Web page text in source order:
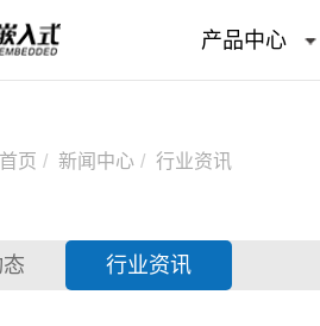
产品中心
首页 新闻中心 行业资讯
行业资讯